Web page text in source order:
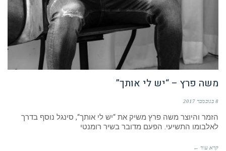
משה פרץ – “יש לי אותך”
8 בנובמבר 2017
הזמר והיוצר משה פרץ משיק את “יש לי אותך“, סינגל נוסף בדרך
לאלבומו התשיעי. הפעם מדובר בשיר רומנטי
קרא עוד ←